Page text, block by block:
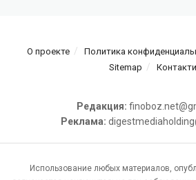
О проекте Политика
Sitemap
Контакти
Редакция:
Реклама:
Использование любых материалов,